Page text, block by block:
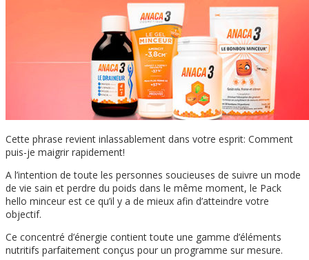
Cette phrase revient inlassablement dans votre esprit: Comment
puis-je maigrir rapidement!
A l’intention de toute les personnes soucieuses de suivre un mode
de vie sain et perdre du poids dans le même moment, le Pack
hello minceur est ce qu’il y a de mieux afin d’atteindre votre
objectif.
Ce concentré d’énergie contient toute une gamme d’éléments
nutritifs parfaitement conçus pour un programme sur mesure.